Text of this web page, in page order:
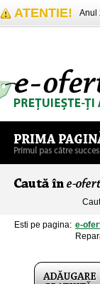
ATENTIE! Anul
Esti pe pagina: e-